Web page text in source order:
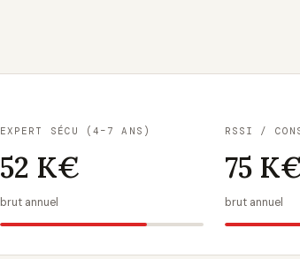
EXPERT SÉCU (4–7 ANS)
52 K€
brut annuel
RSSI /
75
brut annuel